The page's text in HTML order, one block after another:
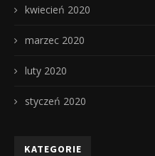
kwiecień 2020
marzec 2020
luty 2020
styczeń 2020
KATEGORIE